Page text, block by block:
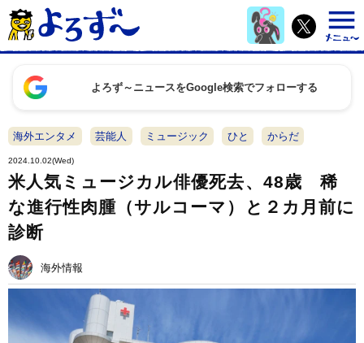
よろず～ニュースをGoogle検索でフォローする
海外エンタメ 芸能人 ミュージック ひと からだ
2024.10.02(Wed)
米人気ミュージカル俳優死去、48歳 稀
な進行性肉腫（サルコーマ）と２カ月前に
診断
海外情報